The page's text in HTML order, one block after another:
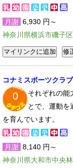
月謝 6,930 円～
神奈川県横浜市磯子
コナミスポーツクラ
0
それぞれの能
とで、運動を
を育んでいます。
月謝 8,140 円～
神奈川県大和市中央